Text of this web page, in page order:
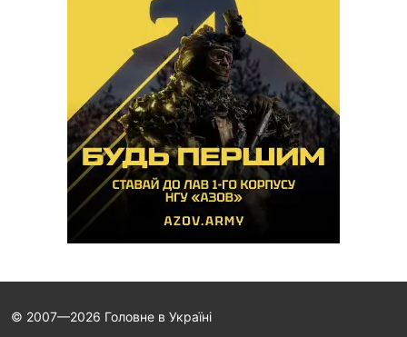
© 2007—2026 Головне в Україні